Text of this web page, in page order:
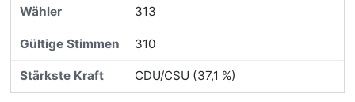
313
310
CDU/CSU (37,1 %)